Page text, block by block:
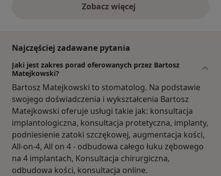
Zobacz więcejopinie powyżej
Najczęściej zadawane pytania
Jaki jest zakres porad oferowanych przez Bartosz
Matejkowski?
Bartosz Matejkowski to stomatolog. Na podstawie
swojego doświadczenia i wykształcenia Bartosz
Matejkowski oferuje usługi takie jak: konsultacja
implantologiczna, konsultacja protetyczna, implanty,
podniesienie zatoki szczękowej, augmentacja kości,
All-on-4, All on 4 - odbudowa całego łuku zębowego
na 4 implantach, Konsultacja chirurgiczna,
odbudowa kości, konsultacja online.